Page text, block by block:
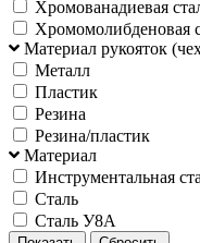
Хромованадиевая
Хромомолибденовая
Материал рукояток
Металл
Пластик
Резина
Резина/пластик
Материал
Инструментальная
Сталь
Сталь У8А